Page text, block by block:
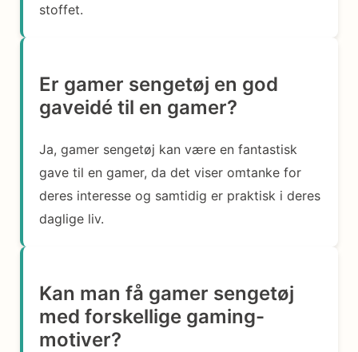
stoffet.
Er gamer sengetøj en god
gaveidé til en gamer?
Ja, gamer sengetøj kan være en fantastisk
gave til en gamer, da det viser omtanke for
deres interesse og samtidig er praktisk i deres
daglige liv.
Kan man få gamer sengetøj
med forskellige gaming-
motiver?